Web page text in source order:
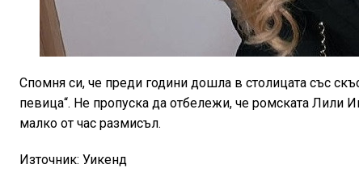
Спомня си, че преди години дошла в столицата със
певица“. Не пропуска да отбележи, че ромската Лили
малко от час размисъл.
Източник: Уикенд